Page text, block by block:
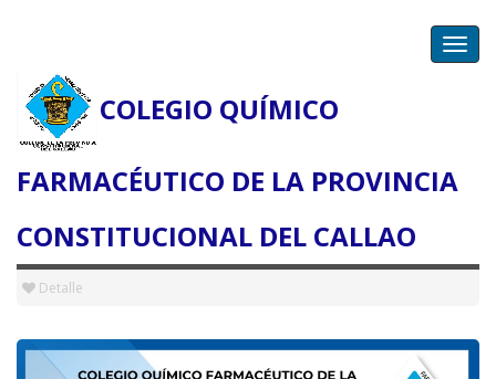
COLEGIO QUÍMICO
FARMACÉUTICO DE LA PROVINCIA
CONSTITUCIONAL DEL CALLAO
Detalle de la Noticia
2024-11-23
Detalle